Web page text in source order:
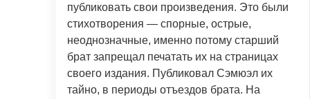
публиковать свои произведения. Это были
стихотворения — спорные, острые,
неоднозначные, именно потому старший
брат запрещал печатать их на страницах
своего издания. Публиковал Сэмюэл их
тайно, в периоды отъездов брата. На